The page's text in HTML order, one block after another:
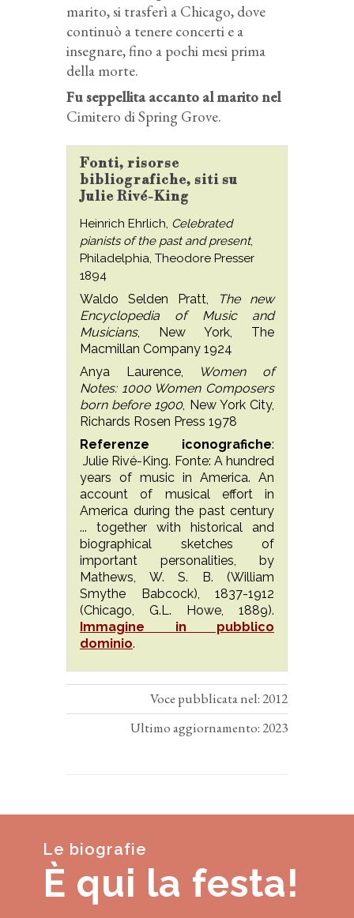
marito, si trasferì a Chicago, dove
continuò a tenere concerti e a
insegnare, fino a pochi mesi prima
della morte.
Fu seppellita accanto al marito nel
Cimitero di Spring Grove.
Fonti, risorse
bibliografiche, siti su
Julie Rivé-King
Heinrich Ehrlich, Celebrated
pianists of the past and present,
Philadelphia, Theodore Presser
1894
Waldo Selden Pratt,
The new
Encyclopedia of Music and
Musicians, New York, The
Macmillan Company 1924
Anya Laurence,
Women of
Notes: 1000 Women Composers
born before 1900, New York City,
Richards Rosen Press 1978
Referenze iconografiche:
Julie Rivé-King. Fonte: A hundred
years of music in America. An
account of musical effort in
America during the past century
... together with historical and
biographical sketches of
important personalities, by
Mathews, W. S. B. (William
Smythe Babcock), 1837-1912
(Chicago, G.L. Howe, 1889).
Immagine in pubblico
dominio.
Voce pubblicata nel: 2012
Ultimo aggiornamento: 2023
Le biografie
È qui la festa!